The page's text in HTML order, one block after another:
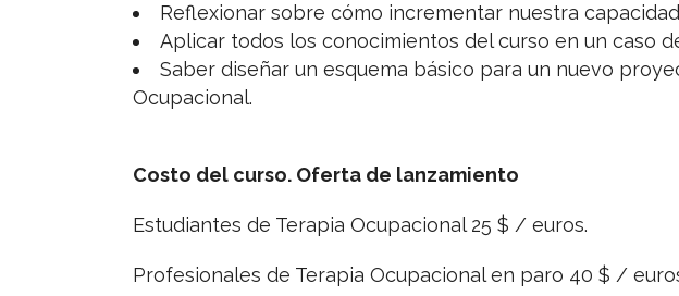
Reflexionar sobre cómo incrementar nuestra
Aplicar todos los conocimientos del curso en un caso
Saber diseñar un esquema básico para un nuevo
Ocupacional.
Costo del curso. Oferta de lanzamiento
Estudiantes de Terapia Ocupacional 25 $ / euros.
Profesionales de Terapia Ocupacional en paro 40 $ /